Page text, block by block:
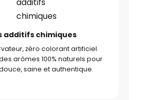
additifs chimiques
zéro colorant artificiel.
arômes 100% naturels pour
saine et authentique.